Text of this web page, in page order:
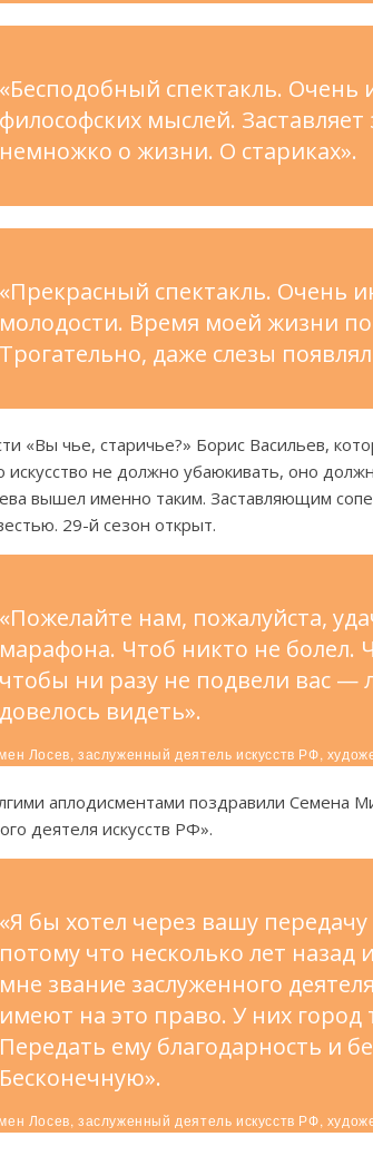
«Бесподобный спектакль.
философских мыслей.
немножко о жизни. О стариках».
«Прекрасный спектакль. Очень
молодости. Время моей жизни
Трогательно, даже слезы
«Вы чье, старичье?» Борис Васильев,
искусство не должно убаюкивать, оно
вышел именно таким. Заставляющим
29-й сезон открыт.
«Пожелайте нам, пожалуйста,
марафона. Чтоб никто не
чтобы ни разу не подвели вас —
довелось видеть».
Лосев, заслуженный деятель искусств РФ,
аплодисментами поздравили Семена
деятеля искусств РФ».
«Я бы хотел через вашу
потому что несколько лет
мне звание заслуженного
имеют на это право. У них город
Передать ему благодарность и
Бесконечную».
Лосев, заслуженный деятель искусств РФ,